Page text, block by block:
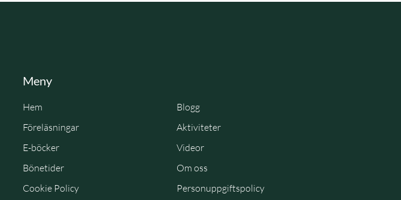
Meny
Hem
Blogg
Föreläsningar
Aktiviteter
E-böcker
Videor
Bönetider
Om oss
Cookie Policy
Personuppgiftspolicy